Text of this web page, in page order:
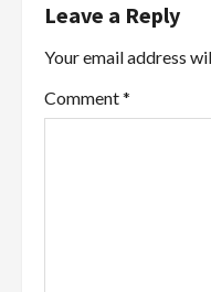
n
a
v
Leave a Reply
Your email address
Comment*